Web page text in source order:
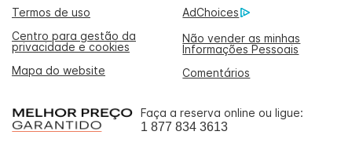
Termos de uso
AdChoices
Centro para gestão da
privacidade e cookies
Não vender as minhas
Informações Pessoais
Mapa do website
Comentários
Faça a reserva online ou ligue:
1 877 834 3613